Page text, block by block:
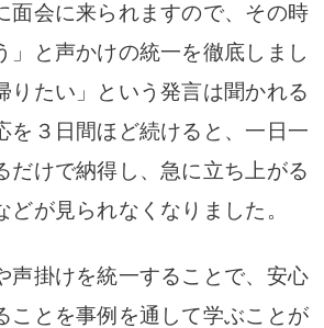
面会に来られますので、その時
」と声かけの統一を徹底しまし
りたい」という発言は聞かれる
を３日間ほど続けると、一日一
だけで納得し、急に立ち上がる
どが見られなくなりました。
掛けを統一することで、安心
ことを事例を通して学ぶことが